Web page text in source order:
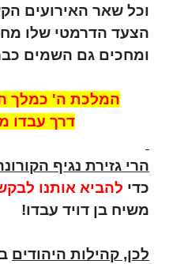
וכל שאר האירועים
הצעד הדרמטי שלו
ומחכים גם השמים
המלכת ה' כמלך
דרך עבדו
הרי גזירת נגיף
כדי להביא אותנו
משיח בן דויד עבדו!
לכן, קהילות היהודים